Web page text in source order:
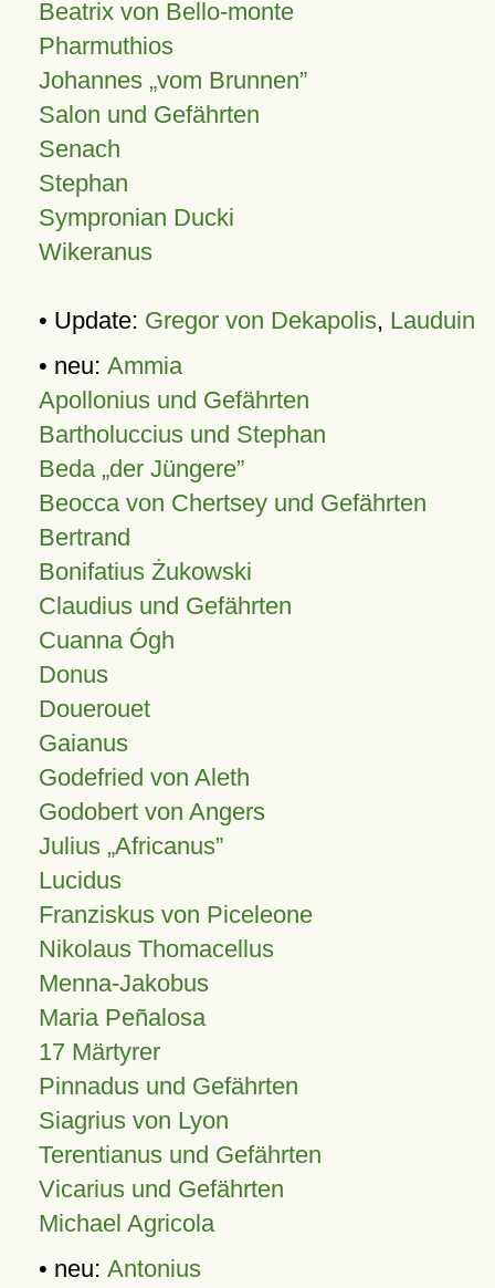
Beatrix von Bello-monte
Pharmuthios
Johannes vom Brunnen
Salon und Gefährten
Senach
Stephan
Sympronian Ducki
Wikeranus
• Update: Gregor von Dekapolis, Lauduin
• neu: Ammia
Apollonius und Gefährten
Bartholuccius und Stephan
Beda „der Jüngere”
Beocca von Chertsey und Gefährten
Bertrand
Bonifatius Żukowski
Claudius und Gefährten
Cuanna Ógh
Donus
Douerouet
Gaianus
Godefried von Aleth
Godobert von Angers
Julius Africanus
Lucidus
Franziskus von Piceleone
Nikolaus Thomacellus
Menna-Jakobus
Maria Peñalosa
17 Märtyrer
Pinnadus und Gefährten
Siagrius von Lyon
Terentianus und Gefährten
Vicarius und Gefährten
Michael Agricola
• neu: Antonius